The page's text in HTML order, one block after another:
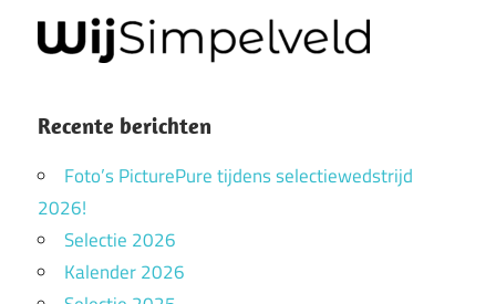
Recente berichten
Foto’s PicturePure tijdens selectiewedstrijd
2026!
Selectie 2026
Kalender 2026